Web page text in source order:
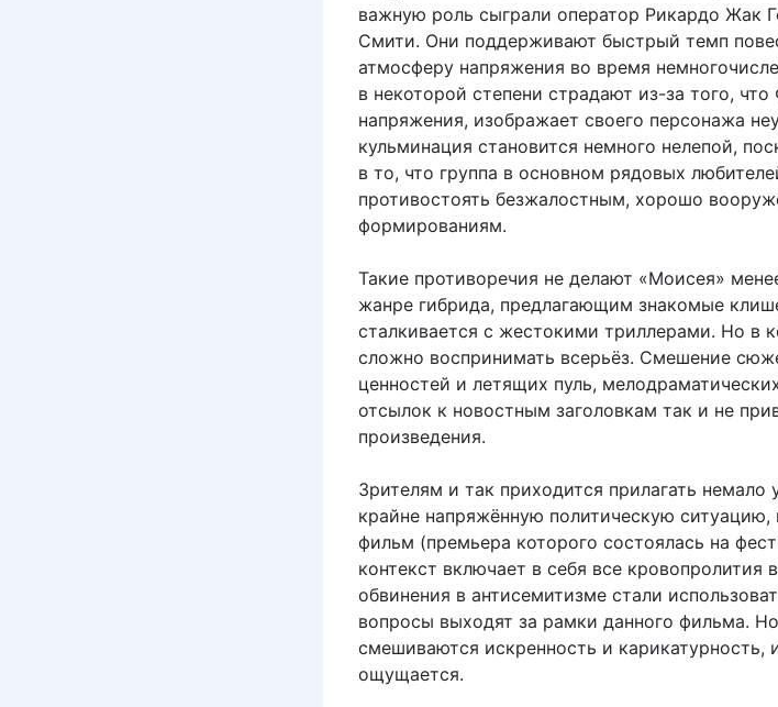
важную роль сыграли оператор Рикардо Жак
Смити. Они поддерживают быстрый темп
атмосферу напряжения во время
в некоторой степени страдают из-за того,
напряжения, изображает своего персонажа
кульминация становится немного нелепой,
в то, что группа в основном рядовых
противостоять безжалостным, хорошо
формированиям.
Такие противоречия не делают «Моисея»
жанре гибрида, предлагающим знакомые
сталкивается с жестокими триллерами. Но в
сложно воспринимать всерьёз. Смешение
ценностей и летящих пуль,
отсылок к новостным заголовкам так и не
произведения.
Зрителям и так приходится прилагать немало
крайне напряжённую политическую ситуацию,
фильм (премьера которого состоялась на
контекст включает в себя все кровопролития
обвинения в антисемитизме стали
вопросы выходят за рамки данного фильма.
смешиваются искренность и карикатурность,
ощущается.